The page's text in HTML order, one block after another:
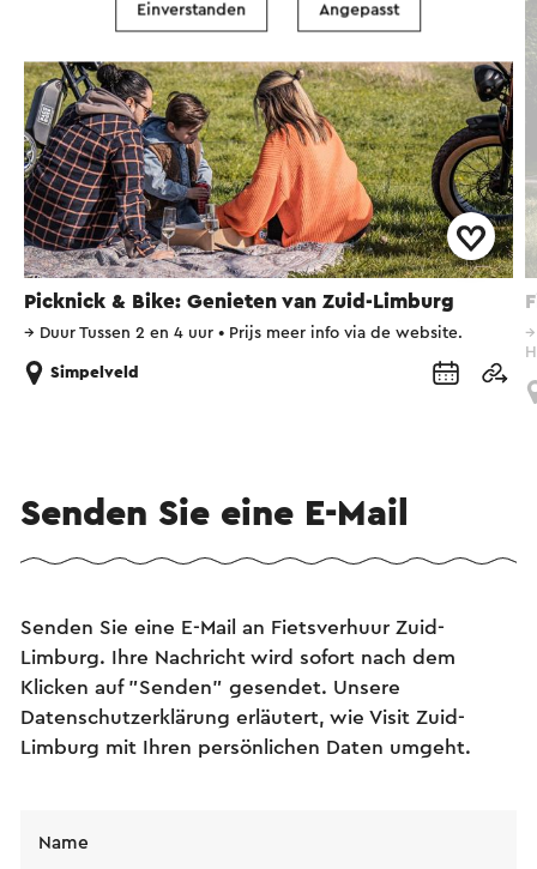
Picknick & Bike: Genieten van Zuid-Limburg
→ Duur Tussen 2 en 4 uur • Prijs meer info via de website.
Simpelveld
Senden Sie eine E-Mail
Senden Sie eine E-Mail an Fietsverhuur Zuid-
Limburg. Ihre Nachricht wird sofort nach dem
Klicken auf "Senden" gesendet. Unsere
Datenschutzerklärung erläutert, wie Visit Zuid-
Limburg mit Ihren persönlichen Daten umgeht.
Name
Einverstanden Angepasst